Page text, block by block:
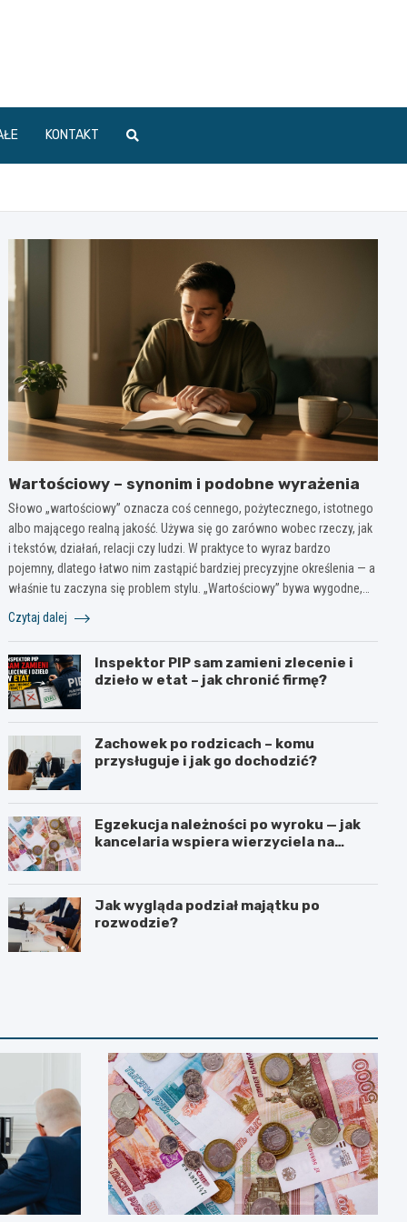
KONTAKT
Wartościowy – synonim i podobne wyrażenia
Słowo „wartościowy” oznacza coś cennego, pożytecznego, istotnego
albo mającego realną jakość. Używa się go zarówno wobec rzeczy, jak
i tekstów, działań, relacji czy ludzi. W praktyce to wyraz bardzo
pojemny, dlatego łatwo nim zastąpić bardziej precyzyjne określenia — a
właśnie tu zaczyna się problem stylu. „Wartościowy” bywa wygodne,…
Czytaj dalej
Inspektor PIP sam zamieni zlecenie i
dzieło w etat – jak chronić firmę?
Zachowek po rodzicach – komu
przysługuje i jak go dochodzić?
Egzekucja należności po wyroku — jak
kancelaria wspiera wierzyciela na
Jak wygląda podział majątku po
rozwodzie?